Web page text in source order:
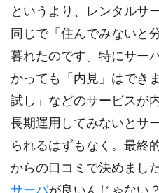
というより、レンタルサ
同じで「住んでみないと
暮れたのです。特にサー
かっても「内見」はでき
試し」などのサービスが
長期運用してみないとサ
られるはずもなく。最終
からの口コミで決めまし
サーバが良いんじゃない